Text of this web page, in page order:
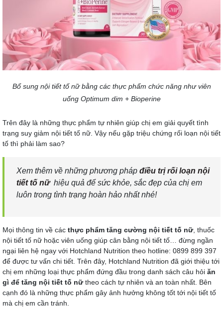
Bổ sung nội tiết tố nữ bằng các thực phẩm chức năng như viên
uống Optimum dim + Bioperine
Trên đây là những thực phẩm tự nhiên giúp chị em giải quyết tình
trạng suy giảm nội tiết tố nữ. Vậy nếu gặp triệu chứng rối loạn nội tiết
tố thì phải làm sao?
Xem thêm về những phương pháp điều trị rối loạn nội
tiết tố nữ hiệu quả để sức khỏe, sắc đẹp của chị em
luôn trong tình trạng hoàn hảo nhất nhé!
Mọi thông tin về các thực phẩm tăng cường nội tiết tố nữ, thuốc
nội tiết tố nữ hoặc viên uống giúp cân bằng nội tiết tố… đừng ngần
ngại liên hệ ngay với Hotchland Nutrition theo hotline: 0899 899 397
để được tư vấn chi tiết. Trên đây, Hotchland Nutrition đã giới thiệu tới
chị em những loại thực phẩm đứng đầu trong danh sách câu hỏi ăn
gì để tăng nội tiết tố nữtheo cách tự nhiên và an toàn nhất. Bên
cạnh đó là những thực phẩm gây ảnh hưởng không tốt tới nội tiết tố
mà chị em cần tránh.